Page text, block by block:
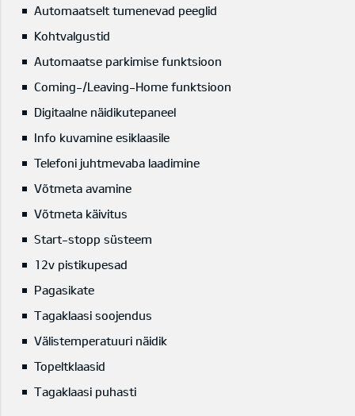
Automaatselt tumenevad peeglid
Kohtvalgustid
Automaatse parkimise funktsioon
Coming-/Leaving-Home funktsioon
Digitaalne näidikutepaneel
Info kuvamine esiklaasile
Telefoni juhtmevaba laadimine
Võtmeta avamine
Võtmeta käivitus
Start-stopp süsteem
12v pistikupesad
Pagasikate
Tagaklaasi soojendus
Välistemperatuuri näidik
Topeltklaasid
Tagaklaasi puhasti